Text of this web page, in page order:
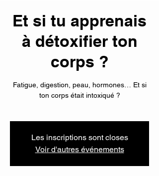
Et si tu apprenais
à détoxifier ton
corps ?
Fatigue, digestion, peau, hormones… Et si
ton corps était intoxiqué ?
Les inscriptions sont closes
Voir d'autres événements